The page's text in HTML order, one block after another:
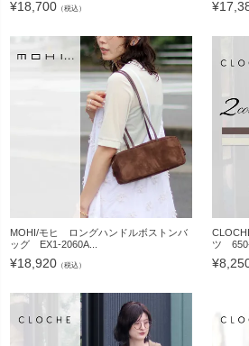
¥18,700 （税込） ¥
MOHI/モヒ ロングハンドルボストンバ
ッグ EX1-2060A...
¥18,920 （税込）
ツ 650-
¥